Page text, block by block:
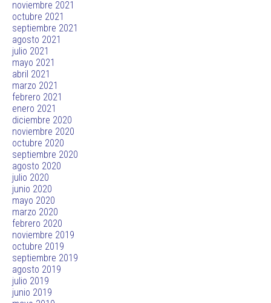
noviembre 2021
octubre 2021
septiembre 2021
agosto 2021
julio 2021
mayo 2021
abril 2021
marzo 2021
febrero 2021
enero 2021
diciembre 2020
noviembre 2020
octubre 2020
septiembre 2020
agosto 2020
julio 2020
junio 2020
mayo 2020
marzo 2020
febrero 2020
noviembre 2019
octubre 2019
septiembre 2019
agosto 2019
julio 2019
junio 2019